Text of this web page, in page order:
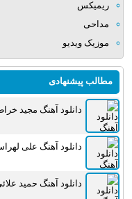
ریمیکس
مداحی
موزیک ویدیو
مطالب پیشنهادی
دانلود آهنگ مجید
دانلود آهنگ علی
دانلود آهنگ حمید